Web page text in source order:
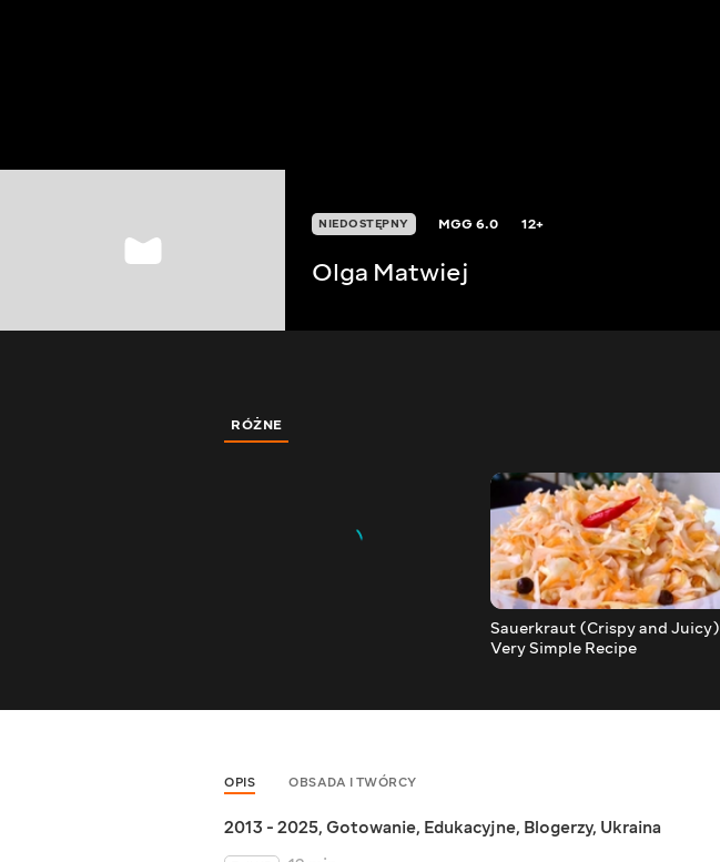
NIEDOSTĘPNY MGG6.0 12+
Olga Matwiej
RÓŻNE
Sauerkraut (Crispy and Juicy)
Very Simple Recipe
OPIS OBSADA I TWÓRCY
2013 - 2025, Gotowanie, Edukacyjne, Blogerzy, Ukraina